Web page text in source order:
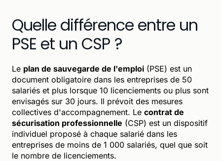
Quelle différence entre un
PSE et un CSP ?
Le plan de sauvegarde de l'emploi (PSE) est un
document obligatoire dans les entreprises de 50
salariés et plus lorsque 10 licenciements ou plus sont
envisagés sur 30 jours. Il prévoit des mesures
collectives d'accompagnement. Le contrat de
sécurisation professionnelle (CSP) est un dispositif
individuel proposé à chaque salarié dans les
entreprises de moins de 1 000 salariés, quel que soit
le nombre de licenciements.